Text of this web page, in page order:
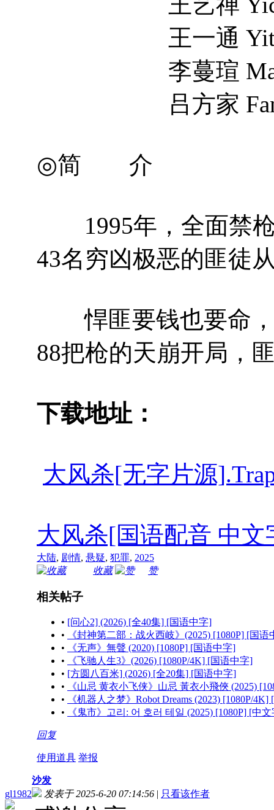
王一通
李蔓瑄
吕方家
◎简 介
1995年，全面禁枪
43名穷凶极恶的匪徒
悍匪要钱也要命，
88把枪的天崩开局，
下载地址：
大风杀[无字片源
大风杀[国语配音 中文
大陆, 剧情, 悬疑, 犯罪, 2025
收藏
赞
相关帖子
• [问心2] (2026) [全40集] [国语中字]
•
《封神第二部：战火西岐》(2025) [1080P] [国语
•
《无声》無聲 (2020) [1080P] [国语中字]
•
《飞驰人生3》(2026) [1080P/4K] [国语中字]
• [方圆八百米] (2026) [全20集] [国语中字]
•
《山忌 黄衣小飞侠》山忌 黃衣小飛俠 (2025)
•
《机器人之梦》Robot Dreams (2023) [1080P/4K]
•
《鬼市》고리: 어 호러 테일 (2025) [1080P] [中
回复
使用道具 举报
gl1982
沙发
发表于 2025-6-20 07:14:56 | 只看该作者